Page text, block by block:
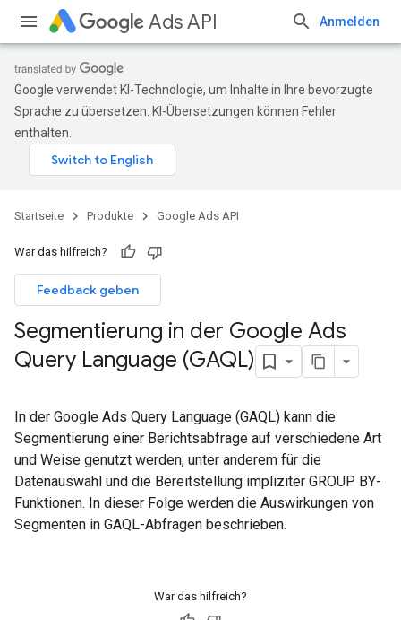
Ads API Anmelden
Google verwendet KI-Technologie, um Inhalte in Ihre bevorzugte
Sprache zu übersetzen. KI-Übersetzungen können Fehler
enthalten.
Startseite Produkte Google Ads API
War das hilfreich?
Feedback geben
Segmentierung in der Google Ads
Query Language (GAQL)
In der Google Ads Query Language (GAQL) kann die
Segmentierung einer Berichtsabfrage auf verschiedene Art
und Weise genutzt werden, unter anderem für die
Datenauswahl und die Bereitstellung impliziter GROUP BY-
Funktionen. In dieser Folge werden die Auswirkungen von
Segmenten in GAQL-Abfragen beschrieben.
War das hilfreich?